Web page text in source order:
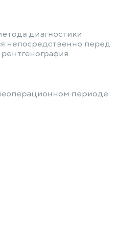
диагностики
непосредственно перед
периоде